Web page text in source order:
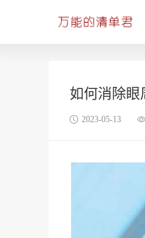
如何消除眼
2023-05-13